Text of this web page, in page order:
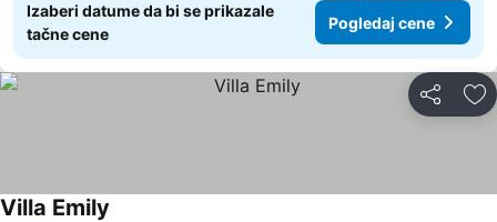
Izaberi datume da bi se prikazale
tačne cene
Pogledaj cene
Deli
Villa Emily